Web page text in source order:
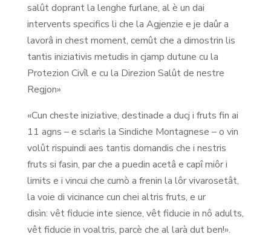
salût doprant la lenghe furlane, al è un dai
intervents specifics li che la Agjenzie e je daûr a
lavorâ in chest moment, cemût che a dimostrin lis
tantis iniziativis metudis in cjamp dutune cu la
Protezion Civîl e cu la Direzion Salût de nestre
Regjon»
«Cun cheste iniziative, destinade a ducj i fruts fin ai
11 agns – e sclarìs la Sindiche Montagnese – o vin
volût rispuindi aes tantis domandis che i nestris
fruts si fasin, par che a puedin acetâ e capî miôr i
limits e i vincui che cumò a frenin la lôr vivarosetât,
la voie di vicinance cun chei altris fruts, e ur
disìn: vêt fiducie inte sience, vêt fiducie in nô adults,
vêt fiducie in voaltris, parcè che al larà dut ben!».